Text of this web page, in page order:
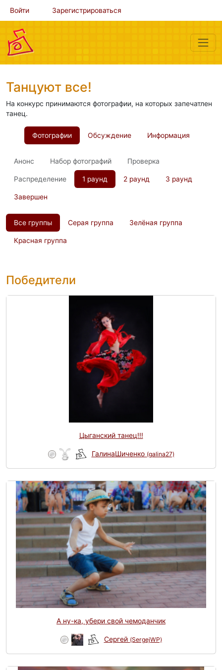
Войти Зарегистрироваться
Танцуют все!
На конкурс принимаются фотографии, на которых запечатлен
танец.
Фотографии Обсуждение Информация
Анонс Набор фотографий Проверка
Распределение 1 раунд 2 раунд 3 раунд
Завершен
Все группы Серая группа Зелёная группа
Красная группа
Победители
Цыганский танец!!!
ГалинаШиченко (galina27)
А ну-ка, убери свой чемоданчик
Сергей (SergejWP)